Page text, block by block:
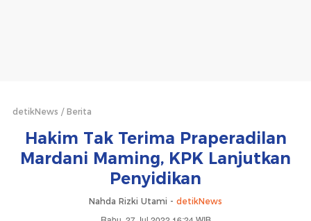
detikNews Berita
Hakim Tak Terima Praperadilan
Mardani Maming, KPK Lanjutkan
Penyidikan
Nahda Rizki Utami - detikNews